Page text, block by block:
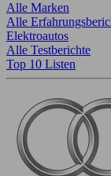
Alle Marken
Alle
Elektroautos
Alle Testberichte
Top 10 Listen